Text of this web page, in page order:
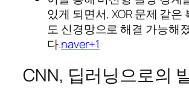
있게 되면서, XOR 문제 같은
도 신경망으로 해결 가능해
다.naver+1
CNN, 딥러닝으로의